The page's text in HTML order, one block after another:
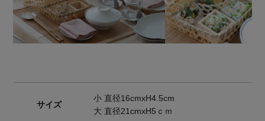
サイズ
小 直径16cmxH4.5cm
大 直径21cmxH5ｃｍ